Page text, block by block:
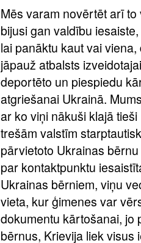
Mēs varam novērtēt arī
bijusi gan valdību
lai panāktu kaut vai
jāpauž atbalsts
deportēto un piespiedu
atgriešanai Ukrainā.
ar ko viņi nākuši klajā
trešām valstīm
pārvietoto Ukrainas
par kontaktpunktu
Ukrainas bērniem, viņu
vieta, kur ģimenes var
dokumentu kārtošanai, jo
bērnus, Krievija liek